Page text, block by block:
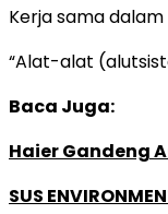
Kerja sama
“Alat-alat
Baca Juga:
Haier Gandeng
SUS